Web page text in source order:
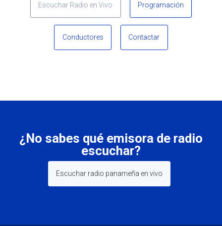
Escuchar Radio en Vivo Programación
Conductores Contactar
¿No sabes qué emisora de radio
escuchar?
Escuchar radio panameña en vivo